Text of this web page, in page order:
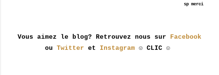
sp merci
Vous aimez le blog? Retrouvez nous sur Facebook
ou Twitter et Instagram ☺ CLIC ☺